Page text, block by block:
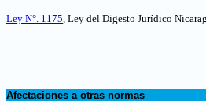
Ley N°. 1175, Ley del Digesto Jurídico
Afectaciones a otras normas